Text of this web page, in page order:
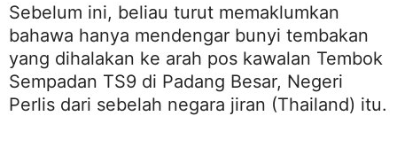
Sebelum ini, beliau turut memaklumkan
bahawa hanya mendengar bunyi tembakan
yang dihalakan ke arah pos kawalan Tembok
Sempadan TS9 di Padang Besar, Negeri
Perlis dari sebelah negara jiran (Thailand) itu.